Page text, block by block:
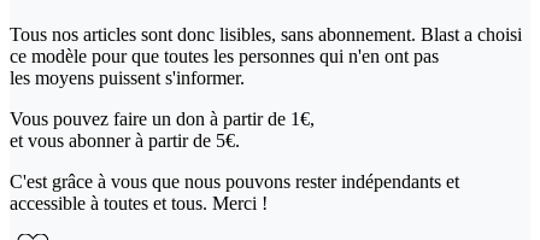
Tous nos articles sont donc lisibles, sans abonnement. Blast a choisi
ce modèle pour que toutes les personnes qui n'en ont pas
les moyens puissent s'informer.
Vous pouvez faire un don à partir de 1€,
et vous abonner à partir de 5€.
C'est grâce à vous que nous pouvons rester indépendants et
accessible à toutes et tous. Merci !